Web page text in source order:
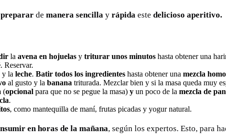
preparar de manera sencilla y rápida este delicioso aperitivo.
la avena en hojuelas y triturar unos minutos hasta obtener una
. Reservar.
y la leche. Batir todos los ingredientes hasta obtener una mezcla
al gusto y la banana triturada. Mezclar bien y si la masa queda muy
(opcional para que no se pegue la masa) y un poco de la mezcla de
.
, como mantequilla de maní, frutas picadas y yogur natural.
en horas de la mañana, según los expertos. Esto, para